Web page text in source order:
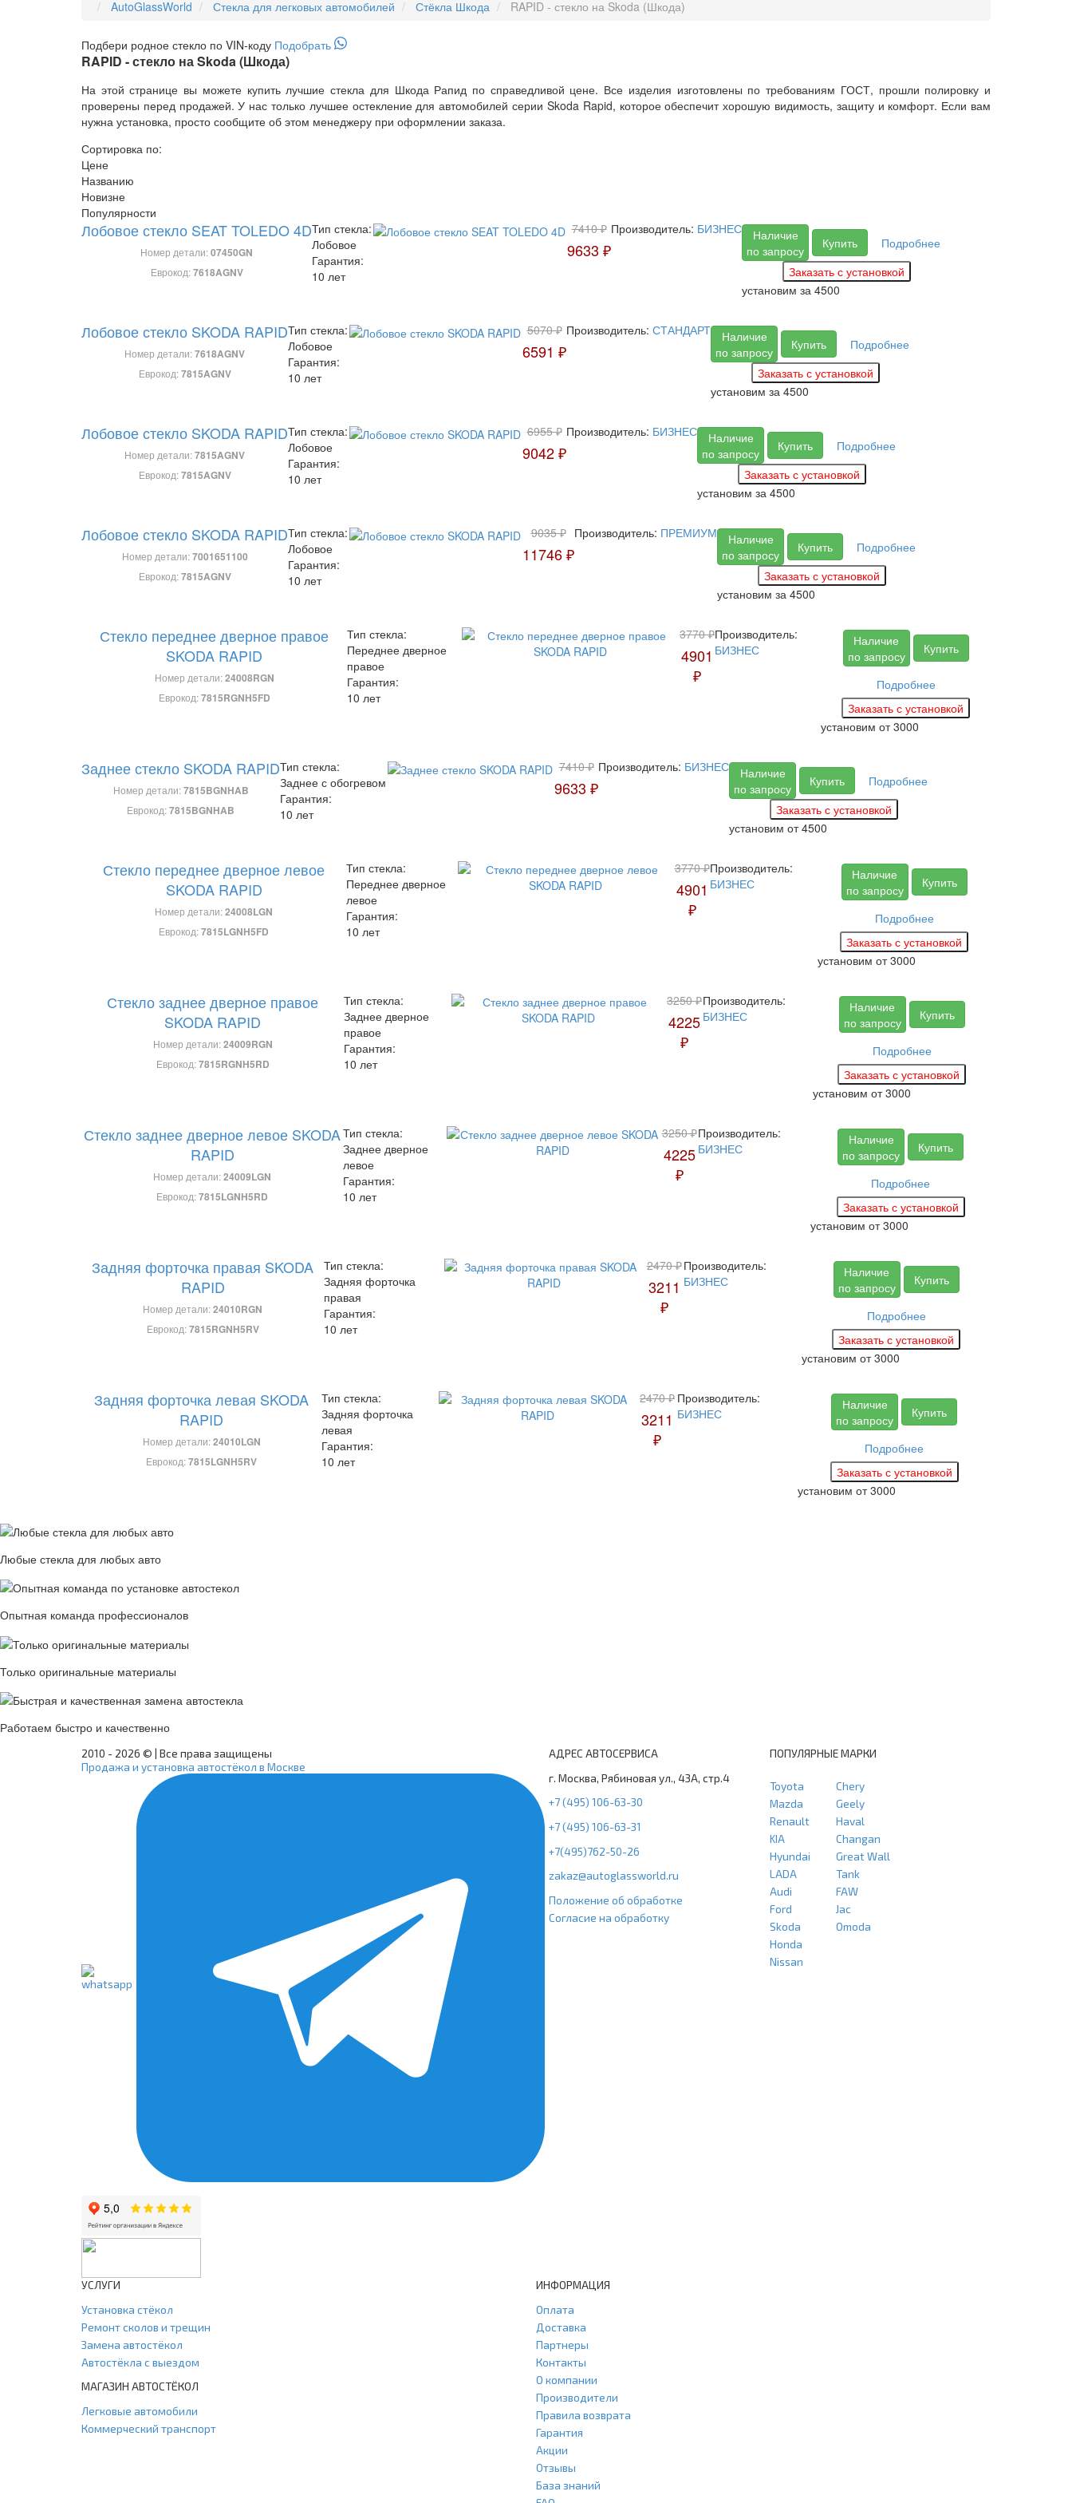
AutoGlassWorld Стекла для легковых автомобилей Стёкла Шкода RAPID - стекло на Skoda (Шкода)
Подбери родное стекло по VIN-коду Подобрать
RAPID - стекло на Skoda (Шкода)
На этой странице вы можете купить лучшие стекла для Шкода Рапид по справедливой цене. Все изделия изготовлены по требованиям ГОСТ, прошли полировку и
проверены перед продажей. У нас только лучшее остекление для автомобилей серии Skoda Rapid, которое обеспечит хорошую видимость, защиту и комфорт. Если вам
нужна установка, просто сообщите об этом менеджеру при оформлении заказа.
Сортировка по:
Цене
Названию
Новизне
Популярности
Лобовое стекло SEAT TOLEDO 4D
Номер детали:07450GN
Еврокод:7618AGNV
Тип стекла:
Лобовое
Гарантия:
10 лет
7410 ₽
9633 ₽
Производитель: БИЗНЕС
Наличие
по запросу
Купить Подробнее
установим за 4500
Лобовое стекло SKODA RAPID
Номер детали:7618AGNV
Еврокод:7815AGNV
Тип стекла:
Лобовое
Гарантия:
10 лет
5070 ₽
6591 ₽
Производитель: СТАНДАРТ
Наличие
по запросу
Купить Подробнее
установим за 4500
Лобовое стекло SKODA RAPID
Номер детали:7815AGNV
Еврокод:7815AGNV
Тип стекла:
Лобовое
Гарантия:
10 лет
6955 ₽
9042 ₽
Производитель: БИЗНЕС
Наличие
по запросу
Купить Подробнее
установим за 4500
Лобовое стекло SKODA RAPID
Номер детали:7001651100
Еврокод:7815AGNV
Тип стекла:
Лобовое
Гарантия:
10 лет
9035 ₽
11746 ₽
Производитель: ПРЕМИУМ
Наличие
по запросу
Купить Подробнее
установим за 4500
Стекло переднее дверное правое
SKODA RAPID
Номер детали:24008RGN
Еврокод:7815RGNH5FD
Тип стекла:
Переднее дверное
правое
Гарантия:
10 лет
3770 ₽
4901
₽
Производитель:
БИЗНЕС
Наличие
по запросу
Купить
Подробнее
установим от 3000
Заднее стекло SKODA RAPID
Номер детали:7815BGNHAB
Еврокод:7815BGNHAB
Тип стекла:
Заднее с обогревом
Гарантия:
10 лет
7410 ₽
9633 ₽
Производитель: БИЗНЕС
Наличие
по запросу
Купить Подробнее
установим от 4500
Стекло переднее дверное левое
SKODA RAPID
Номер детали:24008LGN
Еврокод:7815LGNH5FD
Тип стекла:
Переднее дверное
левое
Гарантия:
10 лет
3770 ₽
4901
₽
Производитель:
БИЗНЕС
Наличие
по запросу
Купить
Подробнее
установим от 3000
Стекло заднее дверное правое
SKODA RAPID
Номер детали:24009RGN
Еврокод:7815RGNH5RD
Тип стекла:
Заднее дверное
правое
Гарантия:
10 лет
3250 ₽
4225
₽
Производитель:
БИЗНЕС
Наличие
по запросу
Купить
Подробнее
установим от 3000
Стекло заднее дверное левое SKODA
RAPID
Номер детали:24009LGN
Еврокод:7815LGNH5RD
Тип стекла:
Заднее дверное
левое
Гарантия:
10 лет
3250 ₽
4225
₽
Производитель:
БИЗНЕС
Наличие
по запросу
Купить
Подробнее
установим от 3000
Задняя форточка правая SKODA
RAPID
Номер детали:24010RGN
Еврокод:7815RGNH5RV
Тип стекла:
Задняя форточка
правая
Гарантия:
10 лет
2470 ₽
3211
₽
Производитель:
БИЗНЕС
Наличие
по запросу
Купить
Подробнее
установим от 3000
Задняя форточка левая SKODA
RAPID
Номер детали:24010LGN
Еврокод:7815LGNH5RV
Тип стекла:
Задняя форточка
левая
Гарантия:
10 лет
2470 ₽
3211
₽
Производитель:
БИЗНЕС
Наличие
по запросу
Купить
Подробнее
установим от 3000
Любые стекла для любых авто
Опытная команда профессионалов
Только оригинальные материалы
Работаем быстро и качественно
2010 - 2026 © | Все права защищены
Продажа и установка автостёкол в Москве
АДРЕС АВТОСЕРВИСА
г. Москва, Рябиновая ул., 43А, стр.4
+7 (495) 106-63-30
+7 (495) 106-63-31
+7(495)762-50-26
zakaz@autoglassworld.ru
Положение об обработке
Согласие на обработку
ПОПУЛЯРНЫЕ МАРКИ
Toyota
Mazda
Renault
KIA
Hyundai
LADA
Audi
Ford
Skoda
Honda
Nissan
Chery
Geely
Haval
Changan
Great Wall
Tank
FAW
Jac
Omoda
УСЛУГИ
Установка стёкол
Ремонт сколов и трещин
Замена автостёкол
Автостёкла с выездом
МАГАЗИН АВТОСТЁКОЛ
Легковые автомобили
Коммерческий транспорт
ИНФОРМАЦИЯ
Оплата
Доставка
Партнеры
Контакты
О компании
Производители
Правила возврата
Гарантия
Акции
Отзывы
База знаний